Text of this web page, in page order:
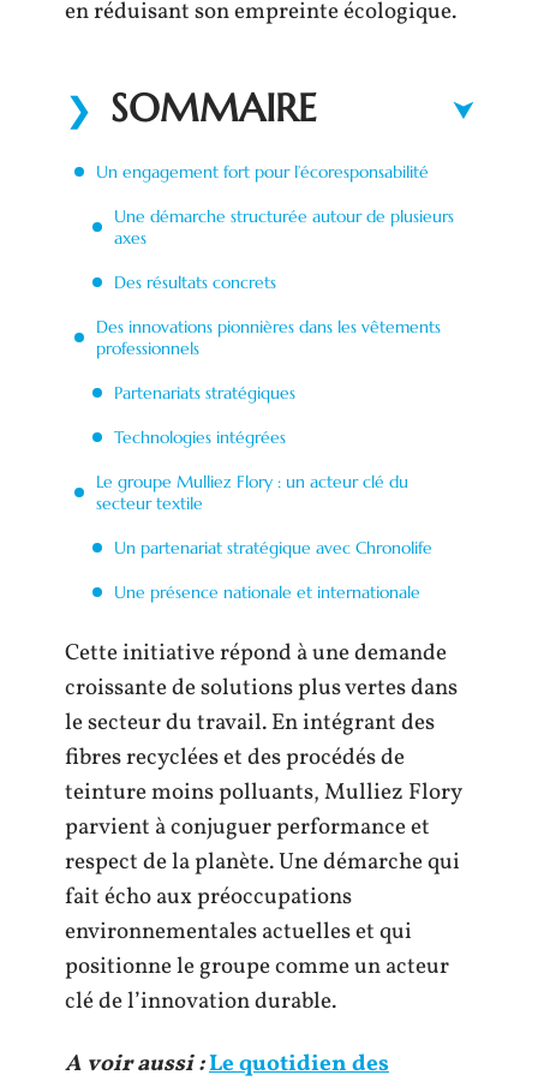
en réduisant son empreinte écologique.
SOMMAIRE
Un engagement fort pour l’écoresponsabilité
Une démarche structurée autour de plusieurs
axes
Des résultats concrets
Des innovations pionnières dans les vêtements
professionnels
Partenariats stratégiques
Technologies intégrées
Le groupe Mulliez Flory : un acteur clé du
secteur textile
Un partenariat stratégique avec Chronolife
Une présence nationale et internationale
Cette initiative répond à une demande
croissante de solutions plus vertes dans
le secteur du travail. En intégrant des
fibres recyclées et des procédés de
teinture moins polluants, Mulliez Flory
parvient à conjuguer performance et
respect de la planète. Une démarche qui
fait écho aux préoccupations
environnementales actuelles et qui
positionne le groupe comme un acteur
clé de l’innovation durable.
A voir aussi :Le quotidien des